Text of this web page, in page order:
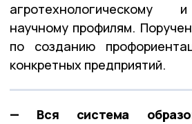
агротехнологическому
научному профилям.
по созданию
конкретных предприятий.
— Вся система